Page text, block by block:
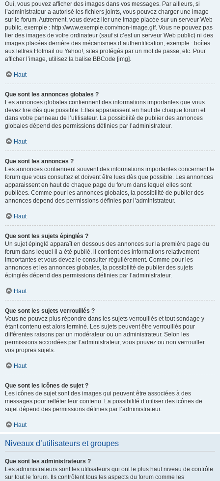
Oui, vous pouvez afficher des images dans vos messages. Par ailleurs, si
l’administrateur a autorisé les fichiers joints, vous pouvez charger une image
sur le forum. Autrement, vous devez lier une image placée sur un serveur Web
public, exemple : http://www.exemple.com/mon-image.gif. Vous ne pouvez pas
lier des images de votre ordinateur (sauf si c’est un serveur Web public) ni des
images placées derrière des mécanismes d’authentification, exemple : boîtes
aux lettres Hotmail ou Yahoo!, sites protégés par un mot de passe, etc. Pour
afficher l’image, utilisez la balise BBCode [img].
Haut
Que sont les annonces globales ?
Les annonces globales contiennent des informations importantes que vous
devez lire dès que possible. Elles apparaissent en haut de chaque forum et
dans votre panneau de l’utilisateur. La possibilité de publier des annonces
globales dépend des permissions définies par l’administrateur.
Haut
Que sont les annonces ?
Les annonces contiennent souvent des informations importantes concernant le
forum que vous consultez et doivent être lues dès que possible. Les annonces
apparaissent en haut de chaque page du forum dans lequel elles sont
publiées. Comme pour les annonces globales, la possibilité de publier des
annonces dépend des permissions définies par l’administrateur.
Haut
Que sont les sujets épinglés ?
Un sujet épinglé apparaît en dessous des annonces sur la première page du
forum dans lequel il a été publié. il contient des informations relativement
importantes et vous devez le consulter régulièrement. Comme pour les
annonces et les annonces globales, la possibilité de publier des sujets
épinglés dépend des permissions définies par l’administrateur.
Haut
Que sont les sujets verrouillés ?
Vous ne pouvez plus répondre dans les sujets verrouillés et tout sondage y
étant contenu est alors terminé. Les sujets peuvent être verrouillés pour
différentes raisons par un modérateur ou un administrateur. Selon les
permissions accordées par l’administrateur, vous pouvez ou non verrouiller
vos propres sujets.
Haut
Que sont les icônes de sujet ?
Les icônes de sujet sont des images qui peuvent être associées à des
messages pour refléter leur contenu. La possibilité d’utiliser des icônes de
sujet dépend des permissions définies par l’administrateur.
Haut
Niveaux d’utilisateurs et groupes
Que sont les administrateurs ?
Les administrateurs sont les utilisateurs qui ont le plus haut niveau de contrôle
sur tout le forum. Ils contrôlent tous les aspects du forum comme les